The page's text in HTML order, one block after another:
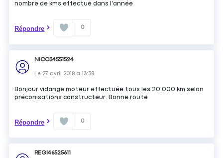
nombre de kms effectué dans l'année
Répondre 0
NICO34551524
Le 27 avril 2018 à13:38
Bonjour vidange moteur effectuée tous les 20.000 km selon
préconisations constructeur. Bonne route
Répondre 0
REGI46525611